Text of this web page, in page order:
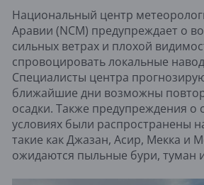
Национальный центр
Аравии (NCM) предупреждает о
сильных ветрах и плохой
спровоцировать локальные
Специалисты центра
ближайшие дни возможны
осадки. Также предупреждения о
условиях были распространены
такие как Джазан, Асир, Мекка и
ожидаются пыльные бури, туман